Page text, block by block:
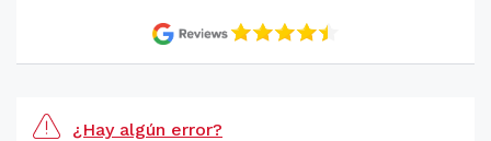
¿Hay algún error?